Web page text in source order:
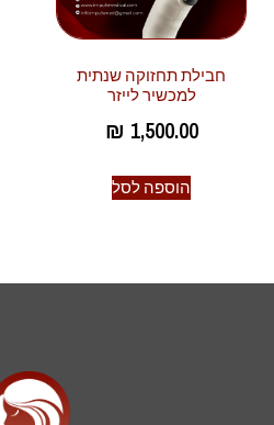
חבילת תחזוקה שנתית
למכשיר לייזר
₪ 1,500.00
הוספה לסל